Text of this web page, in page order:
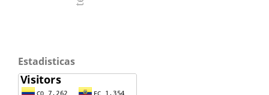
Estadisticas